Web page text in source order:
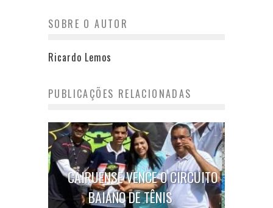
SOBRE O AUTOR
Ricardo Lemos
PUBLICAÇÕES RELACIONADAS
CAIRUENSE VENCE O CIRCUITO
BAIANO DE TÊNIS